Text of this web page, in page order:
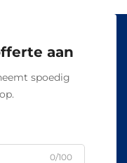
aan
spoedig
0/100